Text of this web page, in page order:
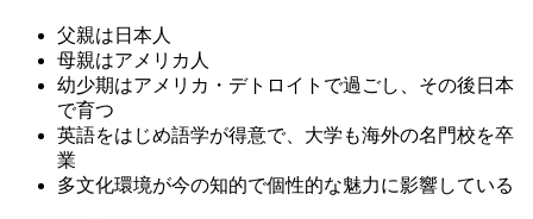
父親は日本人
母親はアメリカ人
幼少期はアメリカ・デトロイトで過ごし、その後日本
で育つ
英語をはじめ語学が得意で、大学も海外の名門校を卒
業
多文化環境が今の知的で個性的な魅力に影響している